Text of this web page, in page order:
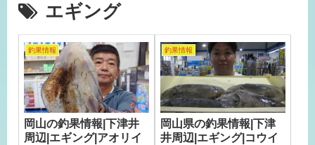
エギング
釣果情報
岡山の釣果情報|下津井
周辺|エギング|アオリイ
釣果情報
岡山県の釣果情報|下津
井周辺|エギング|コウイ